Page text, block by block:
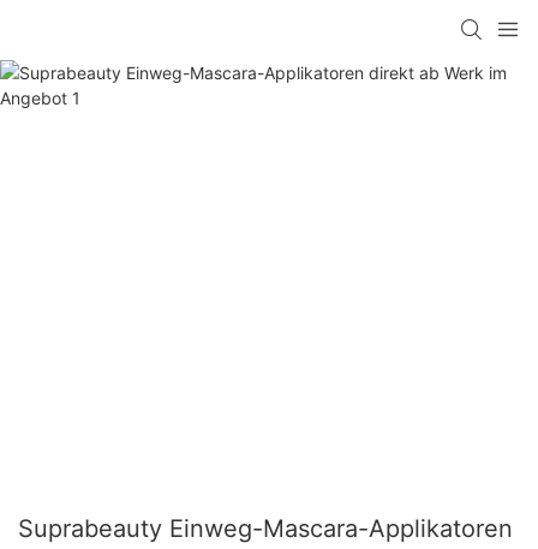
Suprabeauty Einweg-Mascara-Applikatoren